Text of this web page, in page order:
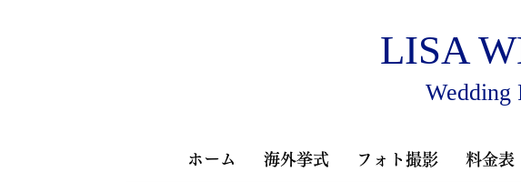
LISA
Wedding
ホーム 海外挙式 フォト撮影 料金表